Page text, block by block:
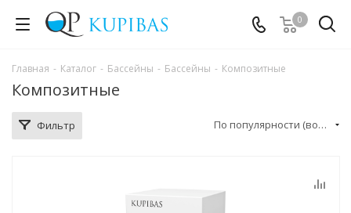
0
Главная - Каталог - Бассейны - Бассейны - Композитные
Композитные
Фильтр По популярности (возрастание)